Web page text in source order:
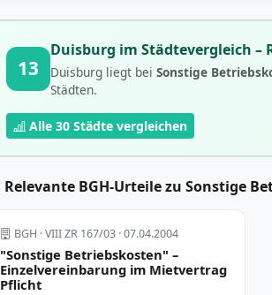
13
Duisburg im Städtevergleich –
Duisburg liegt bei Sonstige
Städten.
Alle 30 Städte vergleichen
Relevante BGH-Urteile zu Sonstige
BGH · VIII ZR 167/03 · 07.04.2004
"Sonstige Betriebskosten" –
Einzelvereinbarung im Mietvertrag
Pflicht